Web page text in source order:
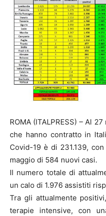
ROMA (ITALPRESS) – Al
che hanno contratto in
Covid-19 è di 231.139,
maggio di 584 nuovi casi.
Il numero totale di
un calo di 1.976 assistiti
Tra gli attualmente
terapie intensive, con